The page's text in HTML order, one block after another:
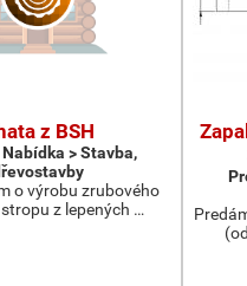
z BSH
> Stavba,
o výrobu zrubového
z lepených …